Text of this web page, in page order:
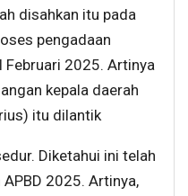
disahkan itu pada
pengadaan
Februari 2025. Artinya
kepala daerah
itu dilantik
Diketahui ini telah
2025. Artinya,